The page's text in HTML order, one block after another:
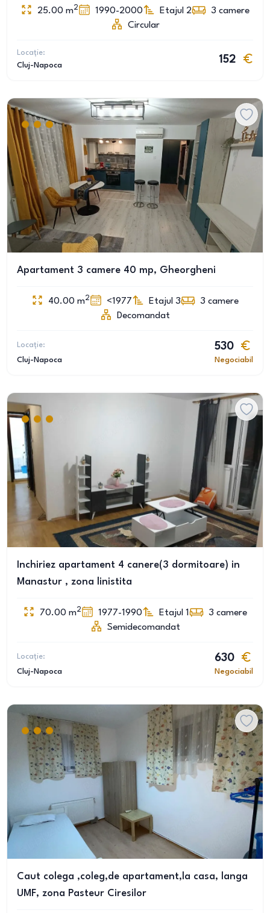
25.00 m2 1990-2000 Etajul 2 3 camere
Circular
Locație:
Cluj-Napoca
152
Apartament 3 camere 40 mp, Gheorgheni
40.00 m2 <1977 Etajul 3 3 camere
Decomandat
Locație:
Cluj-Napoca
530
Negociabil
Inchiriez apartament 4 canere(3 dormitoare) in
Manastur , zona linistita
70.00 m2 1977-1990 Etajul 1 3 camere
Semidecomandat
Locație:
Cluj-Napoca
630
Negociabil
Caut colega ,coleg,de apartament,la casa, langa
UMF, zona Pasteur Ciresilor